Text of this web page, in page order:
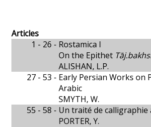
Articles
1 - 26 - Rostamica I
On the Epithet
ALISHAN, L.P.
27 - 53 - Early Persian Works on
Arabic
SMYTH, W.
55 - 58 - Un traité de
PORTER, Y.